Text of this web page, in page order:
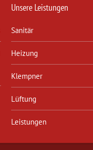
Unsere Leistungen
Sanitär
Heizung
Klempner
Lüftung
Leistungen